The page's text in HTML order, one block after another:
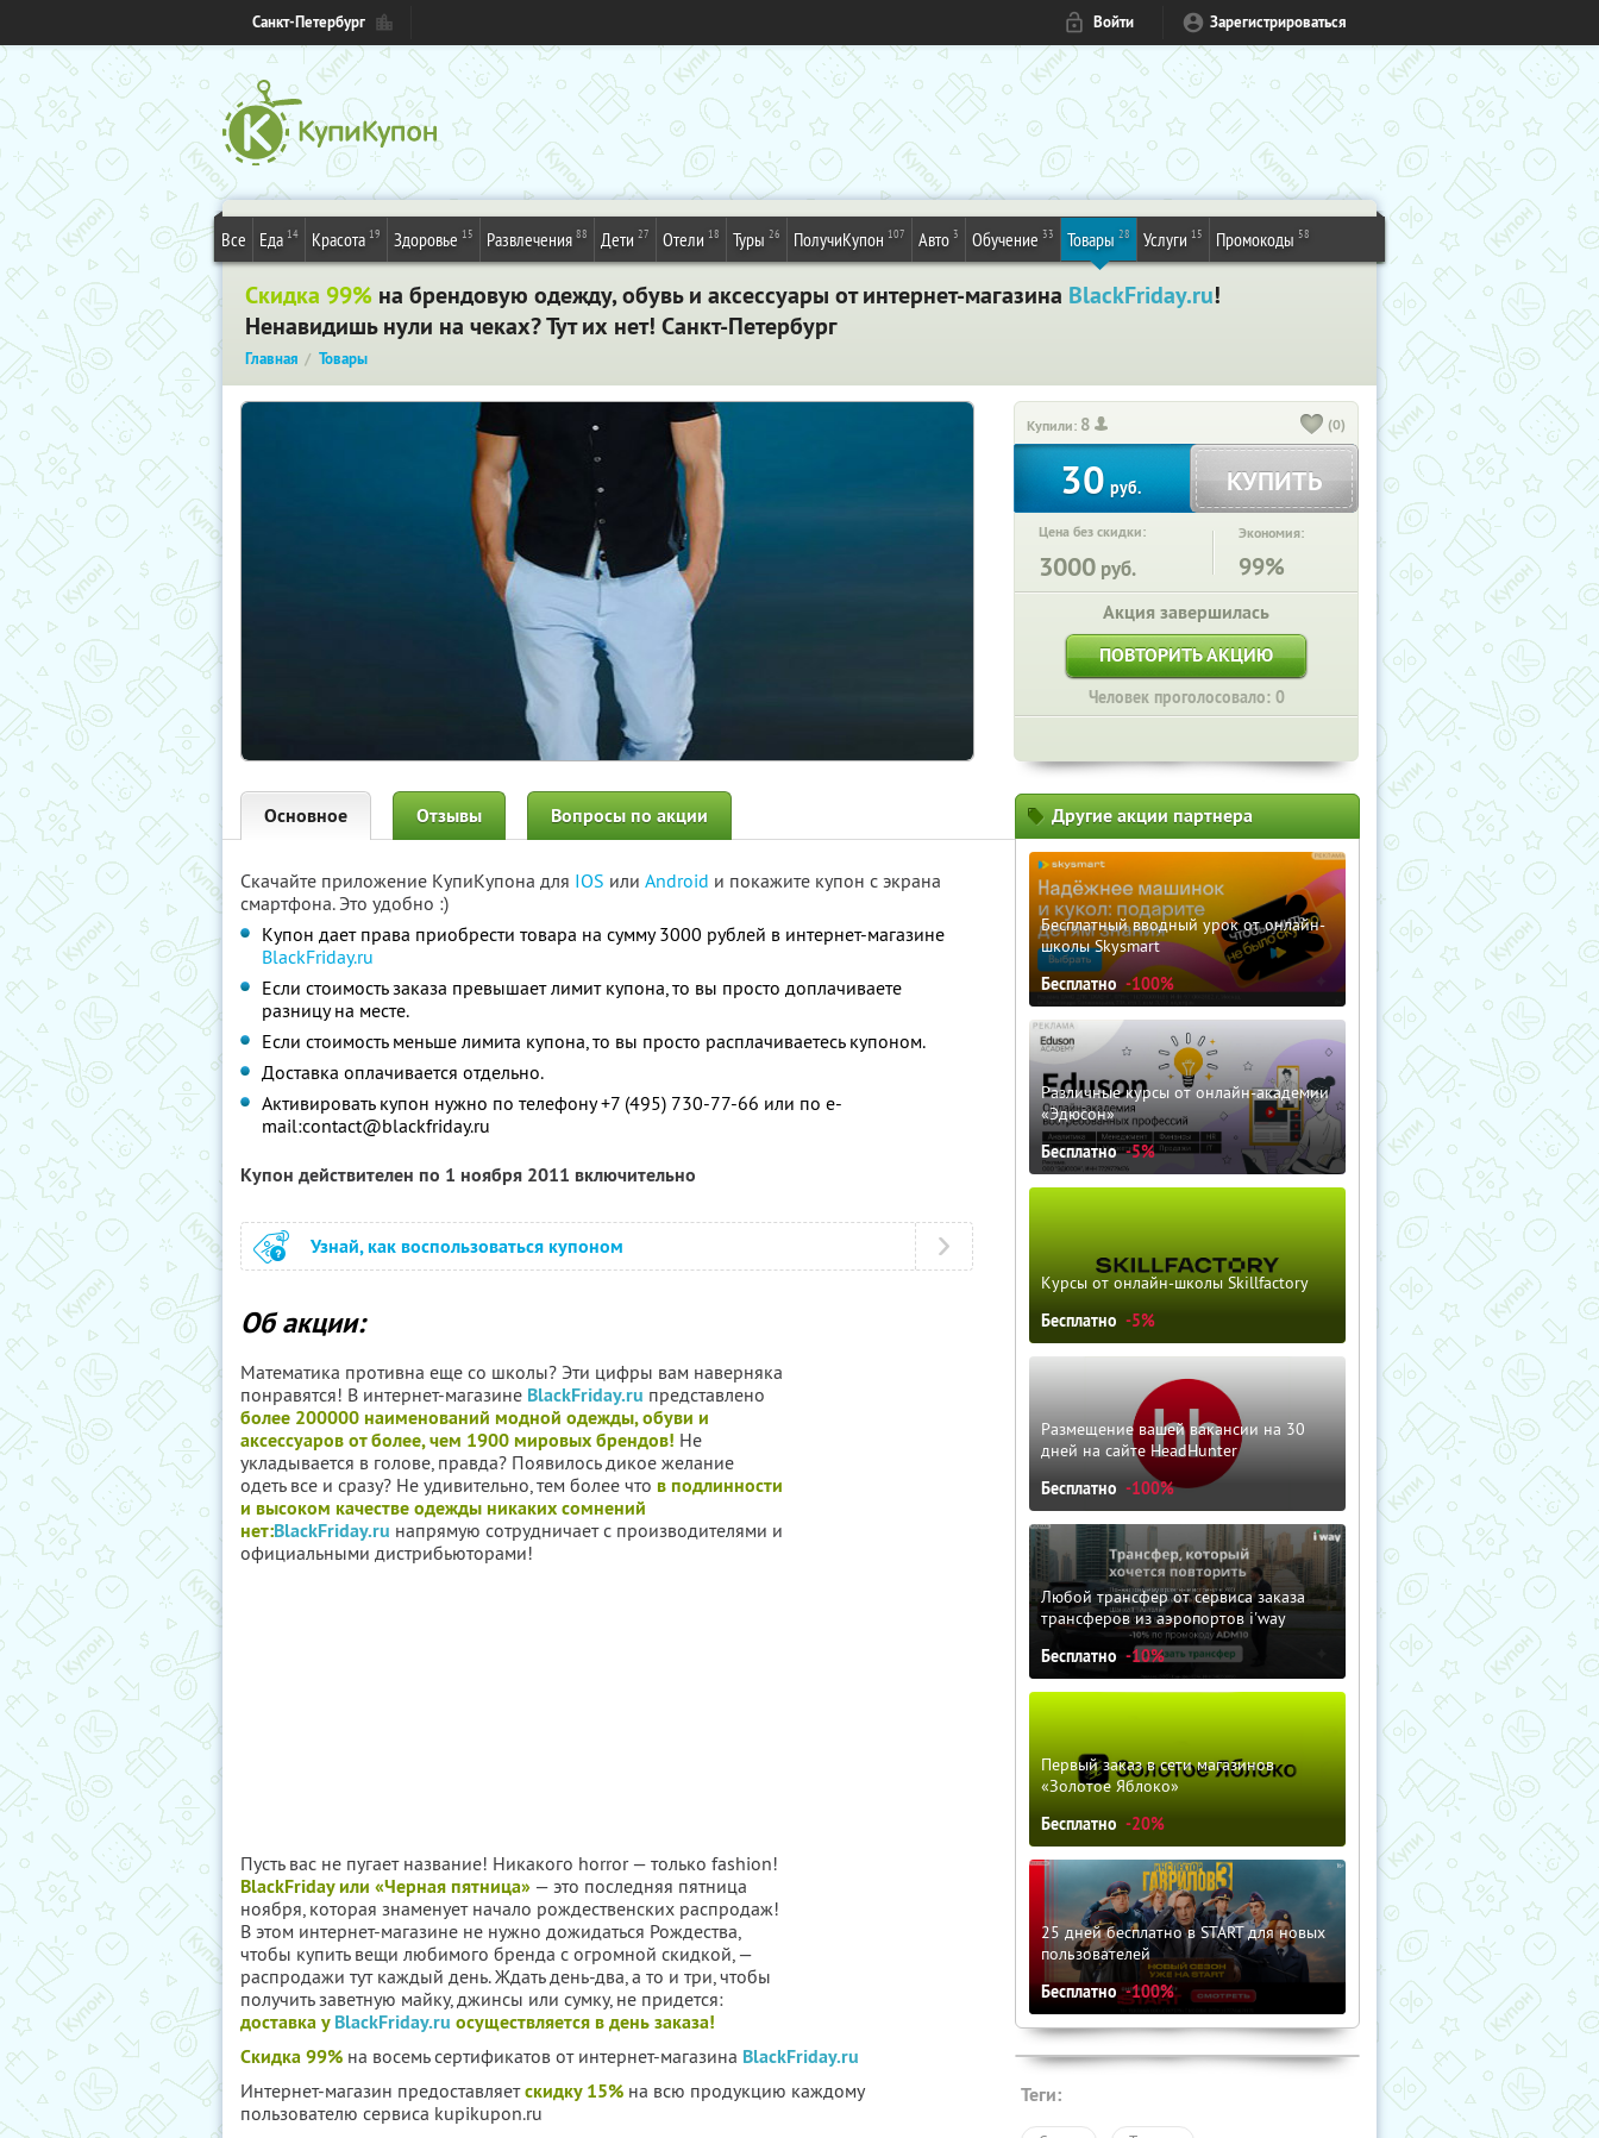
Санкт-Петербург Войти Зарегистрироваться
Все Еда 14 Красота 19 Здоровье 15 Развлечения 88 Дети 27 Отели 18 Туры 26 ПолучиКупон 107 Авто 3 Обучение 33 Товары 28 Услуги 15 Промокоды 58
Скидка 99% на брендовую одежду, обувь и аксессуары от интернет-магазина BlackFriday.ru!
Ненавидишь нули на чеках? Тут их нет! Санкт-Петербург
Главная Товары
Купили: 8 (0)
30 руб. КУПИТЬ
Цена без скидки:
3000 руб.
Экономия:
99%
Акция завершилась
ПОВТОРИТЬ АКЦИЮ
Человек проголосовало: 0
Основное Отзывы Вопросы по акции
Скачайте приложение КупиКупона для IOS или Android и покажите купон с экрана
смартфона. Это удобно :)
Купон дает права приобрести товара на сумму 3000 рублей в интернет-магазине
BlackFriday.ru
Если стоимость заказа превышает лимит купона, то вы просто доплачиваете
разницу на месте.
Если стоимость меньше лимита купона, то вы просто расплачиваетесь купоном.
Доставка оплачивается отдельно.
Активировать купон нужно по телефону +7 (495) 730-77-66 или по e-
mail:contact@blackfriday.ru
Купон действителен по 1 ноября 2011 включительно
Узнай, как воспользоваться купоном
Об акции:
Математика противна еще со школы? Эти цифры вам наверняка
понравятся! В интернет-магазине BlackFriday.ru представлено
более 200000 наименований модной одежды, обуви и
аксессуаров от более, чем 1900 мировых брендов! Не
укладывается в голове, правда? Появилось дикое желание
одеть все и сразу? Не удивительно, тем более что в подлинности
и высоком качестве одежды никаких сомнений
нет:BlackFriday.ru напрямую сотрудничает с производителями и
официальными дистрибьюторами!
Пусть вас не пугает название! Никакого horror — только fashion!
BlackFriday или «Черная пятница» — это последняя пятница
ноября, которая знаменует начало рождественских распродаж!
В этом интернет-магазине не нужно дожидаться Рождества,
чтобы купить вещи любимого бренда с огромной скидкой, —
распродажи тут каждый день. Ждать день-два, а то и три, чтобы
получить заветную майку, джинсы или сумку, не придется:
доставка уBlackFriday.ru осуществляется в день заказа!
Скидка 99% на восемь сертификатов от интернет-магазина BlackFriday.ru
Интернет-магазин предоставляетскидку 15% на всю продукцию каждому
пользователю сервиса kupikupon.ru
Другие акции партнера
Бесплатный вводный урок от онлайн-
школы Skysmart
Бесплатно -100%
Различные курсы от онлайн-академии
«Эдюсон»
Бесплатно -5%
Курсы от онлайн-школы Skillfactory
Бесплатно -5%
Размещение вашей вакансии на 30
дней на сайте HeadHunter
Бесплатно -100%
Любой трансфер от сервиса заказа
трансферов из аэропортов i'way
Бесплатно -10%
Первый заказ в сети магазинов
«Золотое Яблоко»
Бесплатно -20%
25 дней бесплатно в START для новых
пользователей
Бесплатно -100%
Теги: